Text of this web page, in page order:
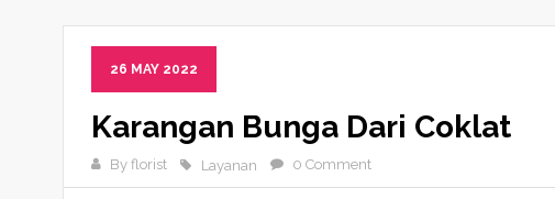
26 MAY 2022
Karangan Bunga Dari Coklat
By florist Layanan 0 Comment